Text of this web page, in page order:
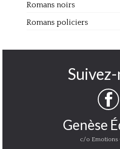
Romans noirs
Romans policiers
Genèse
c/o Emotions